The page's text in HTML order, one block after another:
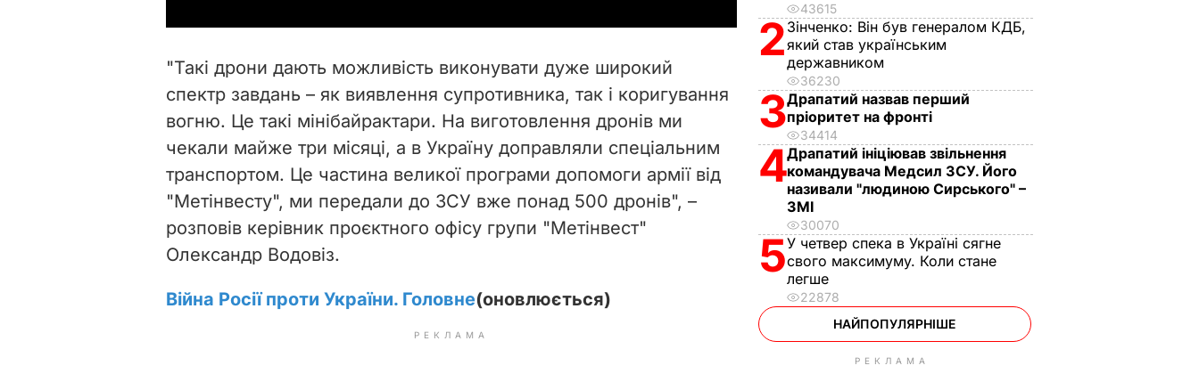
i
d
e
o
"Такі дрони дають можливість виконувати дуже широкий
спектр завдань – як виявлення супротивника, так і коригування
вогню. Це такі мінібайрактари. На виготовлення дронів ми
чекали майже три місяці, а в Україну доправляли спеціальним
транспортом. Це частина великої програми допомоги армії від
"Метінвесту", ми передали до ЗСУ вже понад 500 дронів", –
розповів керівник проєктного офісу групи "Метінвест"
Олександр Водовіз.
Війна Росії проти України. Головне(оновлюється)
РЕКЛАМА
43615
2 Зінченко: Він був генералом КДБ,
який став українським
державником
36230
3Драпатий назвав перший
пріоритет на фронті
34414
4Драпатий ініціював звільнення
командувача Медсил ЗСУ. Його
називали "людиною Сирського" –
ЗМІ
30070
5У четвер спека в Україні сягне
свого максимуму. Коли стане
легше
22878
НАЙПОПУЛЯРНІШЕ
РЕКЛАМА